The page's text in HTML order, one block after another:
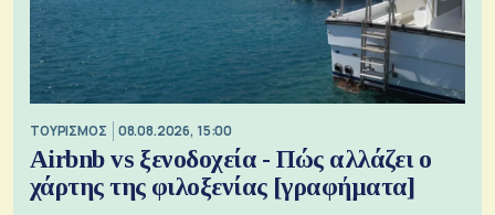
ΤΟΥΡΙΣΜΟΣ 08.08.2026, 15:00
Airbnb vs ξενοδοχεία - Πώς αλλάζει ο
χάρτης της φιλοξενίας [γραφήματα]